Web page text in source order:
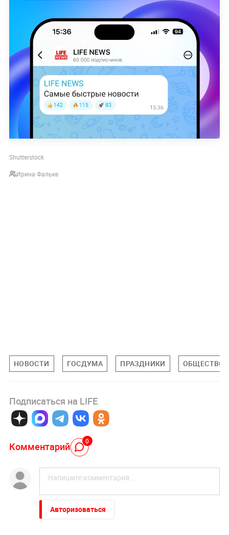
Shutterstock
Ирина Фальке
НОВОСТИ ГОСДУМА ПРАЗДНИКИ ОБЩЕСТВО
Подписаться на LIFE
Комментарий 0
Авторизоваться